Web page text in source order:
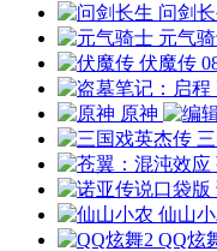
问剑
元气
伏魔传
原神
仙山
QQ炫